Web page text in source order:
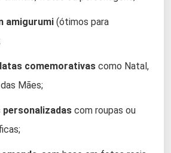
amigurumi (ótimos para
comemorativas como Natal,
Mães;
personalizadas com roupas ou